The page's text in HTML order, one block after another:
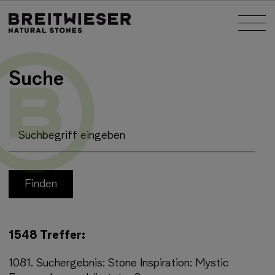
Springe zu:
Suche
Suchbegriff eingeben
1548 Treffer:
1081. Suchergebnis:Stone Inspiration: Mystic